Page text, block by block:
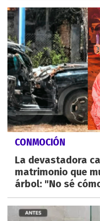
CONMOCIÓN
La devastadora
matrimonio que
árbol: "No sé